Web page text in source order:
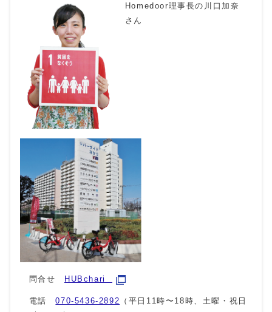
Homedoor理事長の川口加奈
さん
問合せ HUBchari
電話070-5436-2892 （平日11時〜18時、土曜・祝日